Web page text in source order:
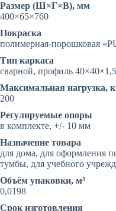
Размер (Ш×Г×В), мм
400×65×760
Покраска
полимерная-порошковая
Тип каркаса
сварной, профиль
Максимальная нагрузка,
200
Регулируемые опоры
в комплекте, +/- 10 мм
Назначение товара
для дома, для оформления
тумбы, для учебного
Объём упаковки, м³
0,0198
Срок изготовления